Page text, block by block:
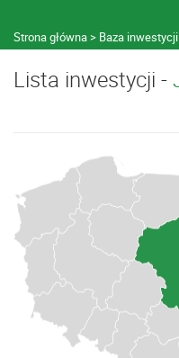
Strona główna Baza inwestycji
Lista inwestycji -